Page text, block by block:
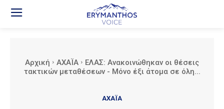
Αρχική ΑΧΑΪΑ
ΕΛΑΣ: Ανακοινώθηκαν οι θέσεις
τακτικών μεταθέσεων - Μόνο έξι άτομα σε όλη...
ΑΧΑΪΑ